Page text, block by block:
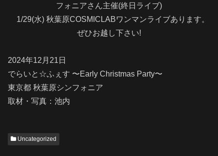
フォニアさん主催(終日ライブ)
1/29(水) 秋葉原COSMICLABワンマンライブあります。
ぜひお越し下さい!
2024年12月21日
でらいと☆ふぇす 〜Early Christmas Party〜
東京都 秋葉原シンフォニア
取材・写真：池内
Uncategorized